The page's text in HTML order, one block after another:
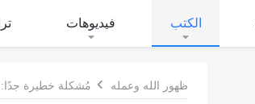
الكتب فيديوهات
ظهور الله وعمله مُشكلة خطيرة جدًا: